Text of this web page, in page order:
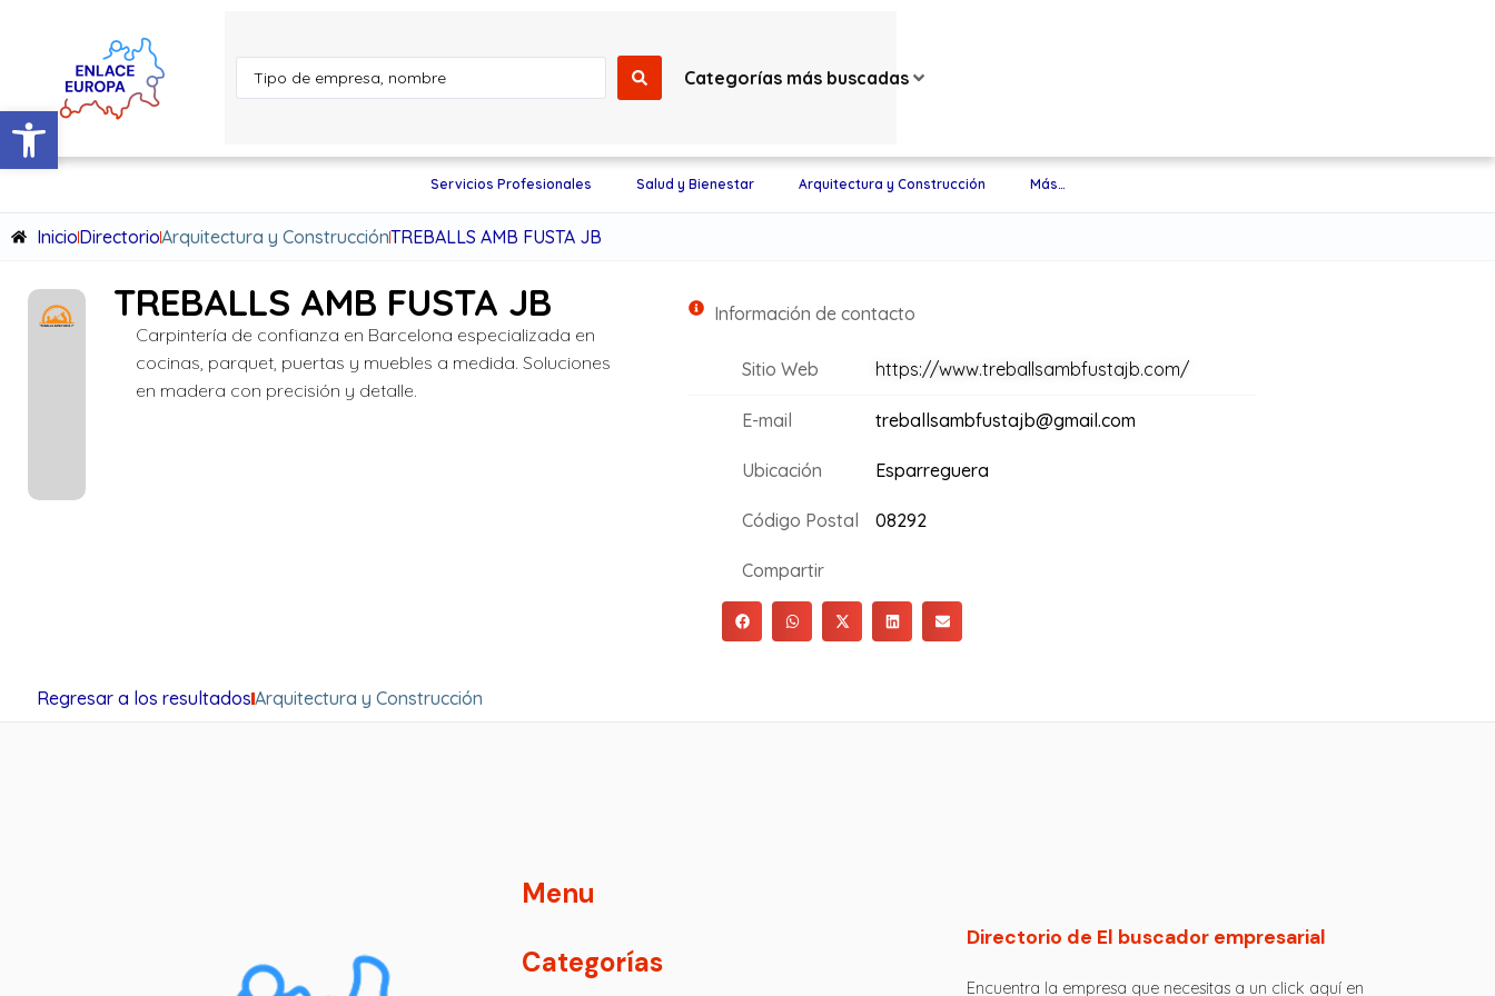
Abrir barra de herramientas
Categorías más buscadas
Servicios Profesionales Salud y Bienestar Arquitectura y Construcción Más…
InicioDirectorioArquitectura y ConstrucciónTREBALLS AMB FUSTA JB
TREBALLS AMB FUSTA JB
Carpintería de confianza en Barcelona especializada en
cocinas, parquet, puertas y muebles a medida. Soluciones
en madera con precisión y detalle.
Información de contacto
Sitio Web https://www.treballsambfustajb.com/
E-mail treballsambfustajb@gmail.com
Ubicación Esparreguera
Código Postal 08292
Compartir
Regresar a los resultadosArquitectura y Construcción
Menu
Categorías
Directorio de El buscador empresarial
Encuentra la empresa que necesitas a un click aquí en